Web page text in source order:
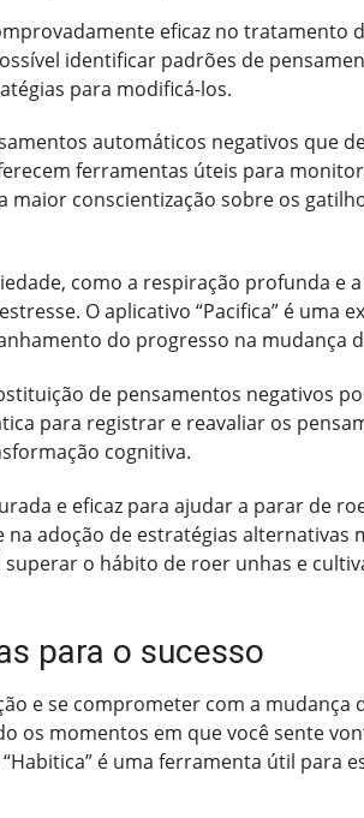
eficaz no tratamento
identificar padrões de
para modificá-los.
automáticos negativos que
ferramentas úteis para
conscientização sobre os
como a respiração profunda e
O aplicativo “Pacifica” é uma
do progresso na mudança
de pensamentos negativos
para registrar e reavaliar os
cognitiva.
e eficaz para ajudar a parar de
adoção de estratégias alternativas
o hábito de roer unhas e
para o sucesso
e se comprometer com a mudança
os momentos em que você sente
é uma ferramenta útil para